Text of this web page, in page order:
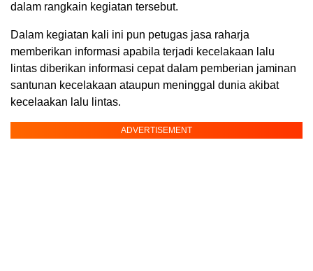
dalam rangkain kegiatan tersebut.
Dalam kegiatan kali ini pun petugas jasa raharja
memberikan informasi apabila terjadi kecelakaan lalu
lintas diberikan informasi cepat dalam pemberian jaminan
santunan kecelakaan ataupun meninggal dunia akibat
kecelaakan lalu lintas.
ADVERTISEMENT